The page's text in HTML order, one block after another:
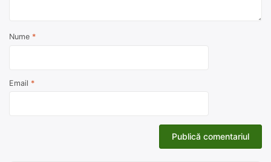
Nume *
Email *